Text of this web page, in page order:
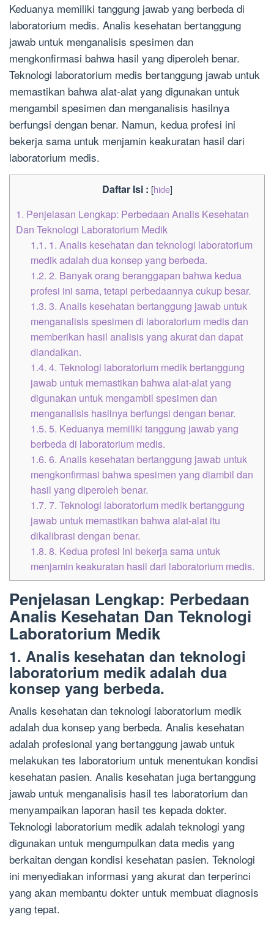
Keduanya memiliki tanggung jawab yang berbeda di
laboratorium medis. Analis kesehatan bertanggung
jawab untuk menganalisis spesimen dan
mengkonfirmasi bahwa hasil yang diperoleh benar.
Teknologi laboratorium medis bertanggung jawab untuk
memastikan bahwa alat-alat yang digunakan untuk
mengambil spesimen dan menganalisis hasilnya
berfungsi dengan benar. Namun, kedua profesi ini
bekerja sama untuk menjamin keakuratan hasil dari
laboratorium medis.
Daftar Isi : [hide]
1. Penjelasan Lengkap: Perbedaan Analis Kesehatan
Dan Teknologi Laboratorium Medik
1.1. 1. Analis kesehatan dan teknologi laboratorium
medik adalah dua konsep yang berbeda.
1.2. 2. Banyak orang beranggapan bahwa kedua
profesi ini sama, tetapi perbedaannya cukup besar.
1.3. 3. Analis kesehatan bertanggung jawab untuk
menganalisis spesimen di laboratorium medis dan
memberikan hasil analisis yang akurat dan dapat
diandalkan.
1.4. 4. Teknologi laboratorium medik bertanggung
jawab untuk memastikan bahwa alat-alat yang
digunakan untuk mengambil spesimen dan
menganalisis hasilnya berfungsi dengan benar.
1.5. 5. Keduanya memiliki tanggung jawab yang
berbeda di laboratorium medis.
1.6. 6. Analis kesehatan bertanggung jawab untuk
mengkonfirmasi bahwa spesimen yang diambil dan
hasil yang diperoleh benar.
1.7. 7. Teknologi laboratorium medik bertanggung
jawab untuk memastikan bahwa alat-alat itu
dikalibrasi dengan benar.
1.8. 8. Kedua profesi ini bekerja sama untuk
menjamin keakuratan hasil dari laboratorium medis.
Penjelasan Lengkap: Perbedaan
Analis Kesehatan Dan Teknologi
Laboratorium Medik
1. Analis kesehatan dan teknologi
laboratorium medik adalah dua
konsep yang berbeda.
Analis kesehatan dan teknologi laboratorium medik
adalah dua konsep yang berbeda. Analis kesehatan
adalah profesional yang bertanggung jawab untuk
melakukan tes laboratorium untuk menentukan kondisi
kesehatan pasien. Analis kesehatan juga bertanggung
jawab untuk menganalisis hasil tes laboratorium dan
menyampaikan laporan hasil tes kepada dokter.
Teknologi laboratorium medik adalah teknologi yang
digunakan untuk mengumpulkan data medis yang
berkaitan dengan kondisi kesehatan pasien. Teknologi
ini menyediakan informasi yang akurat dan terperinci
yang akan membantu dokter untuk membuat diagnosis
yang tepat.